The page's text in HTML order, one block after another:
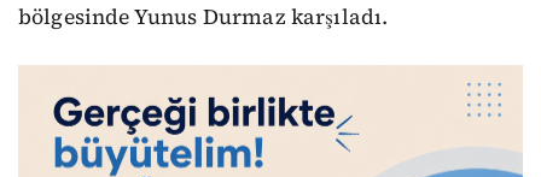
bölgesinde Yunus Durmaz karşıladı.